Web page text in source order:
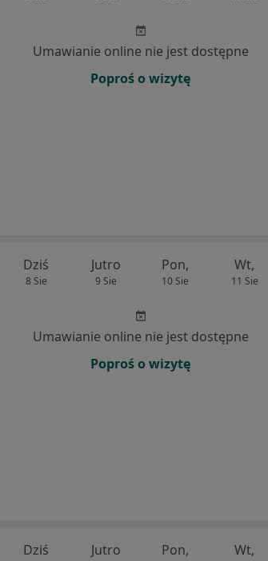
Umawianie online nie jest dostępne
Poproś o wizytę
Dziś
8 Sie
Jutro
9 Sie
Pon,
10 Sie
Wt,
11 Sie
Umawianie online nie jest dostępne
Poproś o wizytę
Dziś Jutro Pon, Wt,